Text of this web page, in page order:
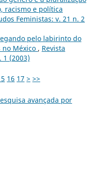
racismo e política
Feministas: v. 21 n. 2
pelo labirinto do
México , Revista
1 (2003)
16 17 > >>
avançada por